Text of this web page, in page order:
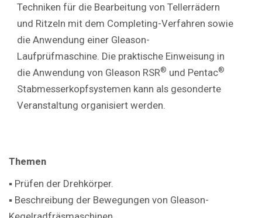
Techniken für die Bearbeitung von Tellerrädern
und Ritzeln mit dem Completing-Verfahren sowie
die Anwendung einer Gleason-
Laufprüfmaschine. Die praktische Einweisung in
die Anwendung von Gleason RSR® und Pentac®
Stabmesserkopfsystemen kann als gesonderte
Veranstaltung organisiert werden.
Themen
▪ Prüfen der Drehkörper.
▪ Beschreibung der Bewegungen von Gleason-